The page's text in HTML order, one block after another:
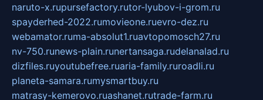
naruto-x.rupursefactory.rutor-lyubov-i-grom.ru
spayderhed-2022.rumovieone.ruevro-dez.ru
webamator.ruma-absolut1.ruavtopomosch27.ru
nv-750.runews-plain.runertansaga.rudelanalad.ru
dizfiles.ruyoutubefree.ruaria-family.ruroadli.ru
planeta-samara.rumysmartbuy.ru
matrasy-kemerovo.ruashanet.rutrade-farm.ru